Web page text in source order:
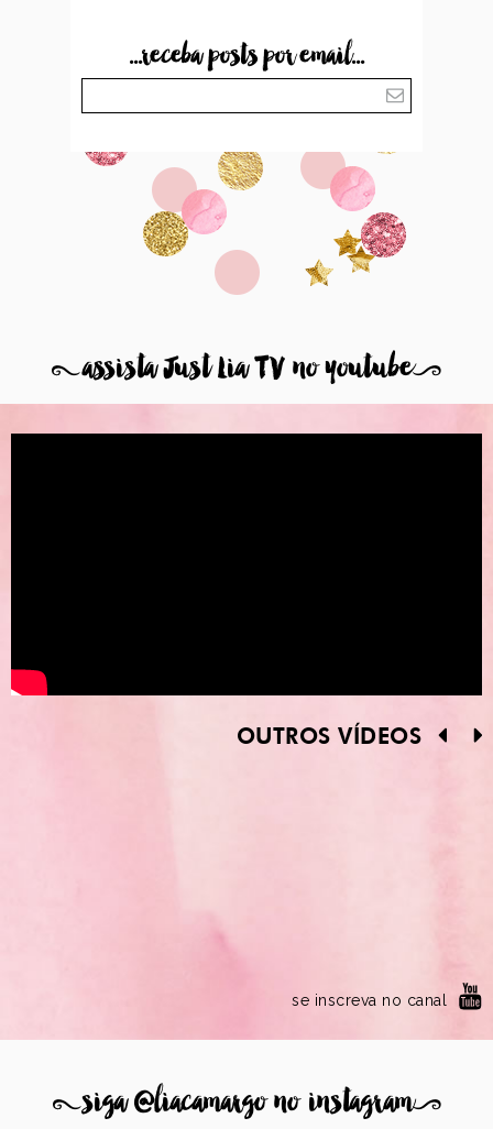
...receba posts por email...
8assista Just Lia TV no youtube9
OUTROS VÍDEOS
se inscreva no canal
8siga @liacamargo no instagram9